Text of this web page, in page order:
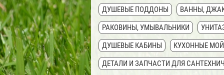
ДУШЕВЫЕ ПОДДОНЫ
ВАННЫ,
РАКОВИНЫ, УМЫВАЛЬНИКИ
ДУШЕВЫЕ КАБИНЫ
КУХОННЫЕ
ДЕТАЛИ И ЗАПЧАСТИ ДЛЯ